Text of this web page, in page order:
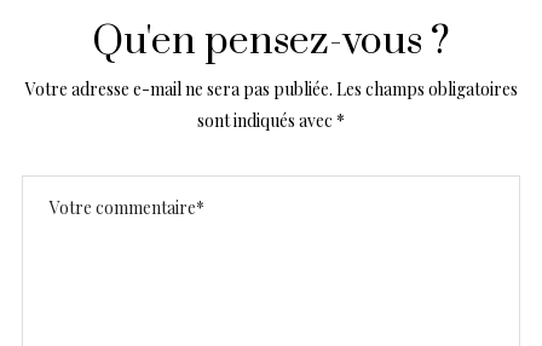
Qu'en pensez-vous ?
Votre adresse e-mail ne sera pas publiée. Les champs obligatoires
sont indiqués avec *